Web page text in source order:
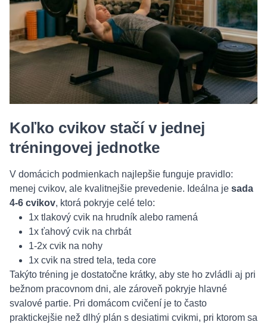
Koľko cvikov stačí v jednej
tréningovej jednotke
V domácich podmienkach najlepšie funguje pravidlo:
menej cvikov, ale kvalitnejšie prevedenie. Ideálna je sada
4-6 cvikov, ktorá pokryje celé telo:
1x tlakový cvik na hrudník alebo ramená
1x ťahový cvik na chrbát
1-2x cvik na nohy
1x cvik na stred tela, teda core
Takýto tréning je dostatočne krátky, aby ste ho zvládli aj pri
bežnom pracovnom dni, ale zároveň pokryje hlavné
svalové partie. Pri domácom cvičení je to často
praktickejšie než dlhý plán s desiatimi cvikmi, pri ktorom sa